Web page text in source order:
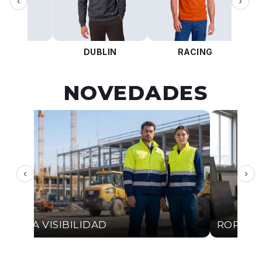
DUBLIN RACING
NOVEDADES
‹
ALTA VISIBILIDAD ROPA
›